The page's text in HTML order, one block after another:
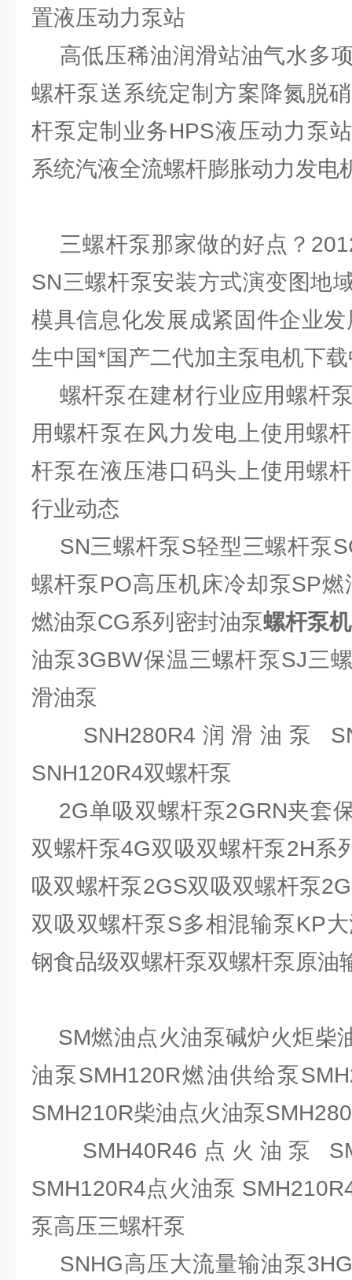
置液压动力泵站
高低压稀油润滑站油气水多
螺杆泵送系统定制方案降氮脱
杆泵定制业务HPS液压动力泵
系统汽液全流螺杆膨胀动力发电
三螺杆泵那家做的好点？
SN三螺杆泵安装方式演变图地
模具信息化发展成紧固件企业
生中国*国产二代加主泵电机下
螺杆泵在建材行业应用螺杆
用螺杆泵在风力发电上使用螺
杆泵在液压港口码头上使用螺
行业动态
SN三螺杆泵S轻型三螺杆泵
螺杆泵PO高压机床冷却泵SP
燃油泵CG系列密封油泵螺杆泵
油泵3GBW保温三螺杆泵SJ三
滑油泵
SNH280R4润滑油泵
SNH120R4双螺杆泵
2G单吸双螺杆泵2GRN夹套
双螺杆泵4G双吸双螺杆泵2H系
吸双螺杆泵2GS双吸双螺杆泵
双吸双螺杆泵S多相混输泵KP
钢食品级双螺杆泵双螺杆泵原油
SM燃油点火油泵碱炉火炬柴
油泵SMH120R燃油供给泵
SMH210R柴油点火油泵
SMH40R46点火油泵
SMH120R4点火油泵
泵高压三螺杆泵
SNHG高压大流量输油泵